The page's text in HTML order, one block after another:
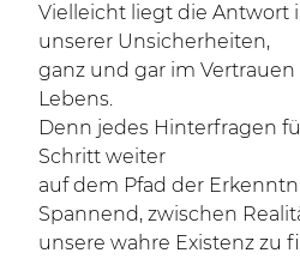
Vielleicht liegt die Antwort
unserer Unsicherheiten,
ganz und gar im Vertrauen
Lebens.
Denn jedes Hinterfragen
Schritt weiter
auf dem Pfad der
Spannend, zwischen
unsere wahre Existenz zu